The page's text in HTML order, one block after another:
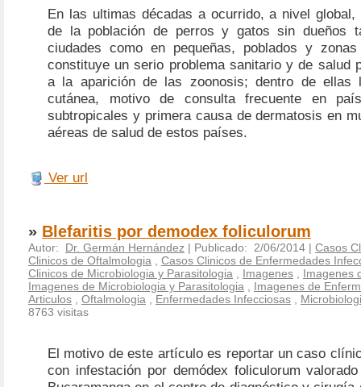
En las ultimas décadas a ocurrido, a nivel global,
de la población de perros y gatos sin dueños
ciudades como en pequeñas, poblados y
constituye un serio problema sanitario y de salud
a la aparición de las zoonosis; dentro de ellas
cutánea, motivo de consulta frecuente en
subtropicales y primera causa de dermatosis en
aéreas de salud de estos países.
Ver url
» Blefaritis por demodex foliculorum
Autor: Dr. Germán Hernández | Publicado: 2/06/2014 | Casos
Clinicos de Oftalmologia
Casos Clinicos de Enfermedades
Clinicos de Microbiologia y Parasitologia
Imagenes
Imagenes
Imagenes de Microbiologia y Parasitologia
Imagenes de
Articulos
Oftalmologia Enfermedades Infecciosas
8763 visitas
El motivo de este artículo es reportar un caso
con infestación por demódex foliculorum